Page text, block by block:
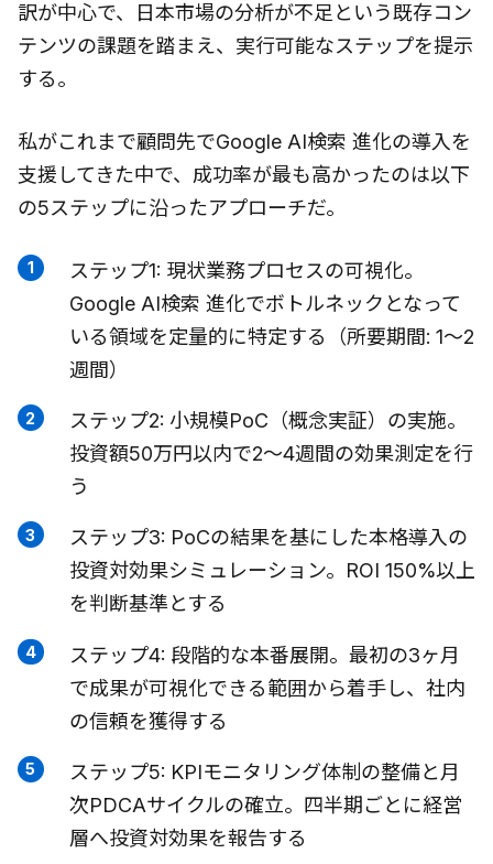
訳が中心で、日本市場の分析が不足という既存コン
テンツの課題を踏まえ、実行可能なステップを提示
する。
私がこれまで顧問先でGoogle AI検索 進化の導入を
支援してきた中で、成功率が最も高かったのは以下
の5ステップに沿ったアプローチだ。
ステップ1: 現状業務プロセスの可視化。
Google AI検索 進化でボトルネックとなって
いる領域を定量的に特定する（所要期間: 1〜2
週間）
ステップ2: 小規模PoC（概念実証）の実施。
投資額50万円以内で2〜4週間の効果測定を行
う
ステップ3: PoCの結果を基にした本格導入の
投資対効果シミュレーション。ROI 150%以上
を判断基準とする
ステップ4: 段階的な本番展開。最初の3ヶ月
で成果が可視化できる範囲から着手し、社内
の信頼を獲得する
ステップ5: KPIモニタリング体制の整備と月
次PDCAサイクルの確立。四半期ごとに経営
層へ投資対効果を報告する